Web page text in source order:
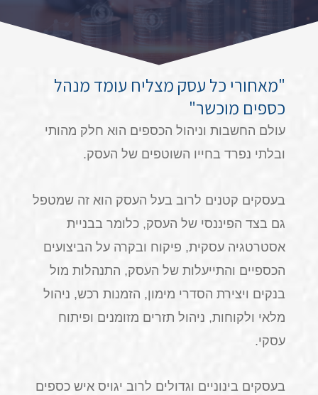
"מאחורי כל עסק מצליח עומד מנהל
כספים מוכשר"
עולם החשבות וניהול הכספים הוא חלק מהותי
ובלתי נפרד בחייו השוטפים של העסק.
בעסקים קטנים לרוב בעל העסק הוא זה שמטפל
גם בצד הפיננסי של העסק, כלומר בבניית
אסטרטגיה עסקית, פיקוח ובקרה על הביצועים
הכספיים והתייעלות של העסק, התנהלות מול
בנקים ויצירת הסדרי מימון, הזמנות רכש, ניהול
מלאי ולקוחות, ניהול תזרים מזומנים ופיתוח
עסקי.
בעסקים בינוניים וגדולים לרוב יגויס איש כספים